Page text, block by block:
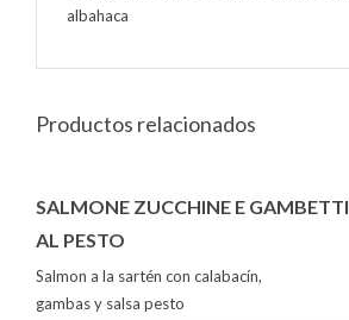
albahaca
Productos relacionados
SALMONE ZUCCHINE E GAMBETTI
AL PESTO
Salmon a la sartén con calabacín,
gambas y salsa pesto